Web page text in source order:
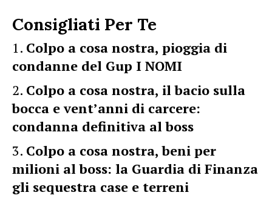
Consigliati Per Te
Colpo a cosa nostra, pioggia di
condanne del Gup I NOMI
Colpo a cosa nostra, il bacio sulla
bocca e vent’anni di carcere:
condanna definitiva al boss
Colpo a cosa nostra, beni per
milioni al boss: la Guardia di Finanza
gli sequestra case e terreni